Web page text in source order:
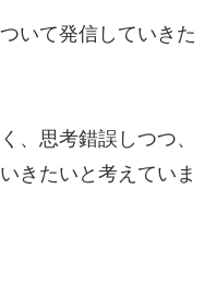
いて発信していきた
、思考錯誤しつつ、
きたいと考えていま